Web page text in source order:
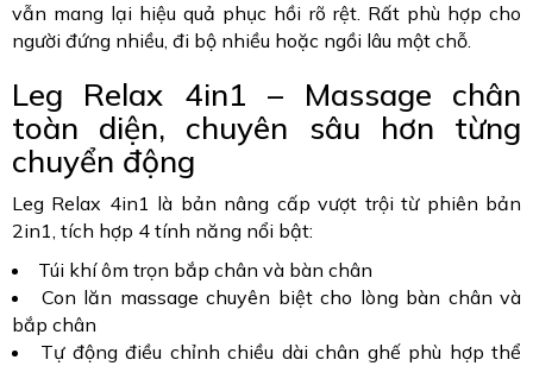
vẫn mang lại hiệu quả phục hồi rõ rệt. Rất phù hợp cho
người đứng nhiều, đi bộ nhiều hoặc ngồi lâu một chỗ.
Leg Relax 4in1 – Massage chân
toàn diện, chuyên sâu hơn từng
chuyển động
Leg Relax 4in1 là bản nâng cấp vượt trội từ phiên bản
2in1, tích hợp 4 tính năng nổi bật:
Túi khí ôm trọn bắp chân và bàn chân
Con lăn massage chuyên biệt cho lòng bàn chân và
bắp chân
Tự động điều chỉnh chiều dài chân ghế phù hợp thể